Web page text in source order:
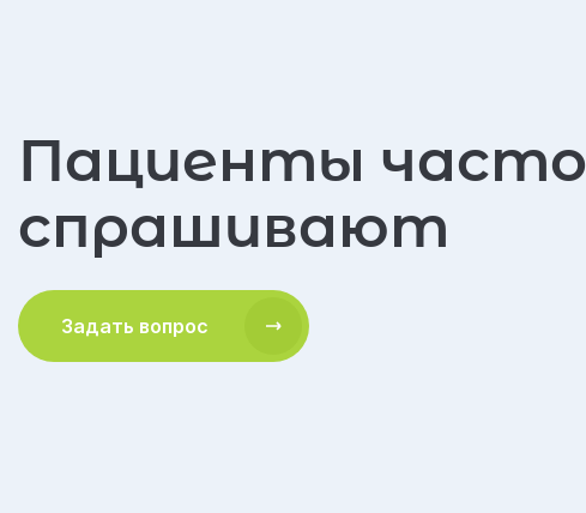
Пациенты часто
спрашивают
Задать вопрос